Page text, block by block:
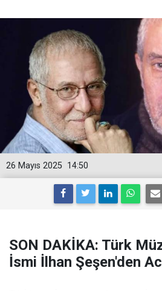
14:50
26 Mayıs 2025
SON DAKİKA: Türk
İsmi İlhan Şeşen'den